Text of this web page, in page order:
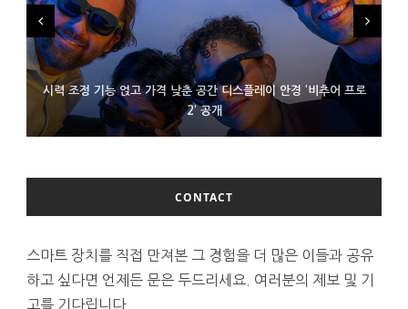
시력 조정 기능 얹고 가격 낮춘 공간 디스플레이 안경 ‘비추어 프로
2’ 공개
D램 부족에 10억달러어치 아이폰18 프로세서 패키징 대기 중
300~400달러 반지형 스피커 준비하는 오픈AI
CONTACT
스마트 장치를 직접 만져본 그 경험을 더 많은 이들과 공유
하고 싶다면 언제든 문은 두드리세요. 여러분의 제보 및 기
고를 기다립니다.